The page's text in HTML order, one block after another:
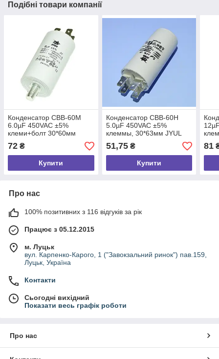
Подібні товари компанії
Конденсатор CBB-60M
6.0µF 450VAC ±5%
клеми+болт 30*60мм
72 ₴
Купити
Конденсатор CBB-60H
5.0µF 450VAC ±5%
клеммы, 30*63мм JYUL
51,75₴
Купити
81
Про нас
100% позитивних з 116 відгуків за рік
Працює з 05.12.2015
м. Луцьк
вул. Карпенко-Карого, 1 ("Завокзальний ринок") пав.159,
Луцьк, Україна
Контакти
Сьогодні вихідний
Показати весь графік роботи
Про нас